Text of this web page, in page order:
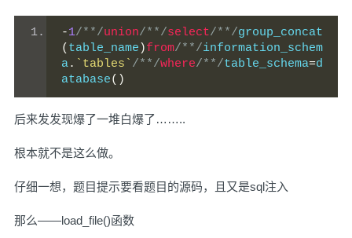
-1/**/union/**/select/**/group_concat
( table_name )from/**/information_schem
a. `tables` /**/where/**/table_schema=d
atabase()
后来发发现爆了一堆白爆了……..
根本就不是这么做。
仔细一想，题目提示要看题目的源码，且又是sql注入
那么——load_file()函数